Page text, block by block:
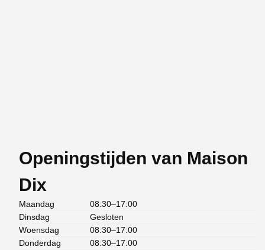
Openingstijden van Maison
Dix
Maandag
08:30–17:00
Dinsdag
Gesloten
Woensdag
08:30–17:00
Donderdag
08:30–17:00